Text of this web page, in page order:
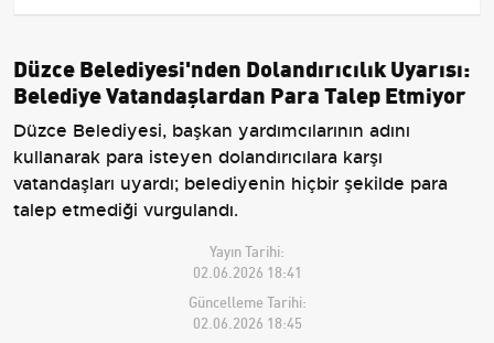
Düzce Belediyesi'nden Dolandırıcılık Uyarısı:
Belediye Vatandaşlardan Para Talep Etmiyor
Düzce Belediyesi, başkan yardımcılarının adını
kullanarak para isteyen dolandırıcılara karşı
vatandaşları uyardı; belediyenin hiçbir şekilde para
talep etmediği vurgulandı.
Yayın Tarihi:
02.06.2026 18:41
Güncelleme Tarihi:
02.06.2026 18:45